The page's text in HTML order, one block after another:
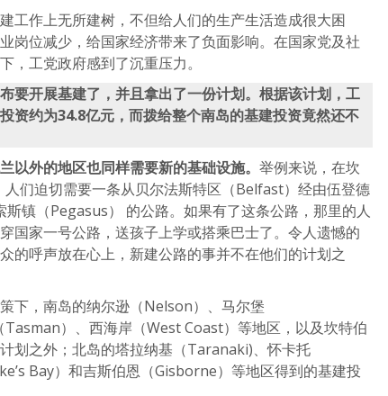
作上无所建树，不但给人们的生产生活造成很大困
岗位减少，给国家经济带来了负面影响。在国家党及社
，工党政府感到了沉重压力。
要开展基建了，并且拿出了一份计划。根据该计划，工
资约为34.8亿元，而拨给整个南岛的基建投资竟然还不
以外的地区也同样需要新的基础设施。 举例来说，在坎
们迫切需要一条从贝尔法斯特区（Belfast）经由伍登德
镇（Pegasus） 的公路。如果有了这条公路，那里的人
国家一号公路，送孩子上学或搭乘巴士了。令人遗憾的
的呼声放在心上，新建公路的事并不在他们的计划之
，南岛的纳尔逊（Nelson）、马尔堡
）、西海岸（West Coast）等地区，以及坎特伯
划之外；北岛的塔拉纳基（Taranaki)、怀卡托
Bay）和吉斯伯恩（Gisborne）等地区得到的基建投